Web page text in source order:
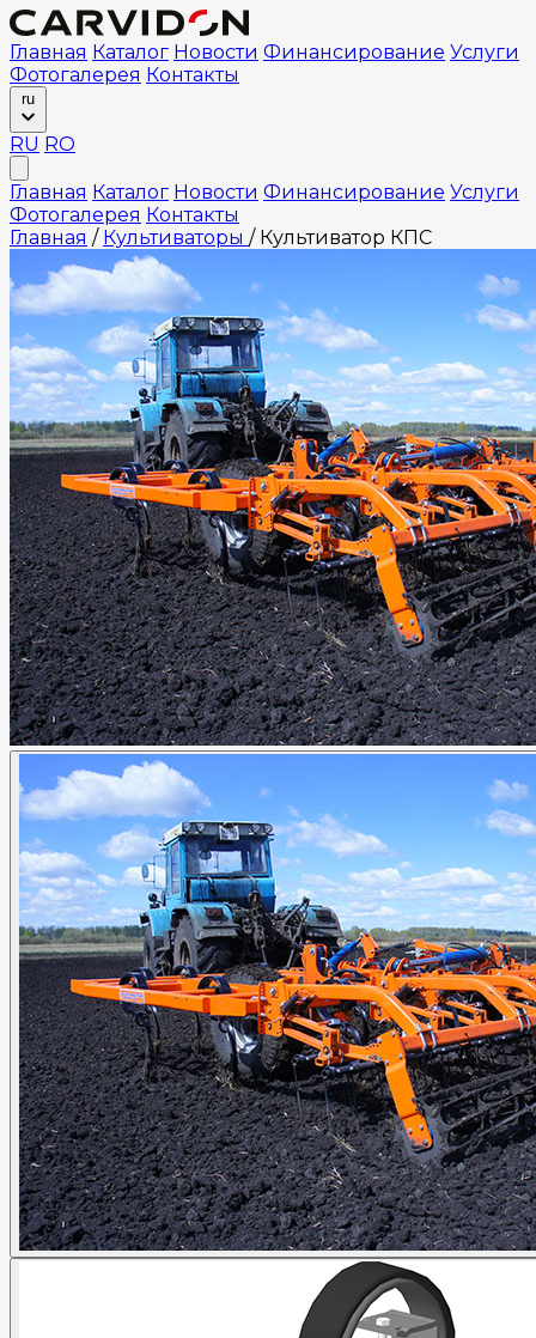
Главная Каталог Новости Финансирование Услуги
Фотогалерея Контакты
ru
RU RO
Главная Каталог Новости Финансирование Услуги
Фотогалерея Контакты
Главная / Культиваторы / Культиватор КПС